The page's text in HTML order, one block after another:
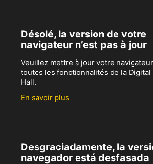
Désolé, la version de votre
navigateur n’est pas à jour
Veuillez mettre à jour votre
toutes les fonctionnalités de la
Hall.
En savoir plus
Desgraciadamente, la
navegador está desfasada